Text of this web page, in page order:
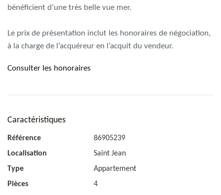
bénéficient d’une très belle vue mer.
Le prix de présentation inclut les honoraires de négociation,
à la charge de l’acquéreur en l’acquit du vendeur.
Consulter les honoraires
Caractéristiques
Référence
86905239
Localisation
Saint Jean
Type
Appartement
Pièces
4